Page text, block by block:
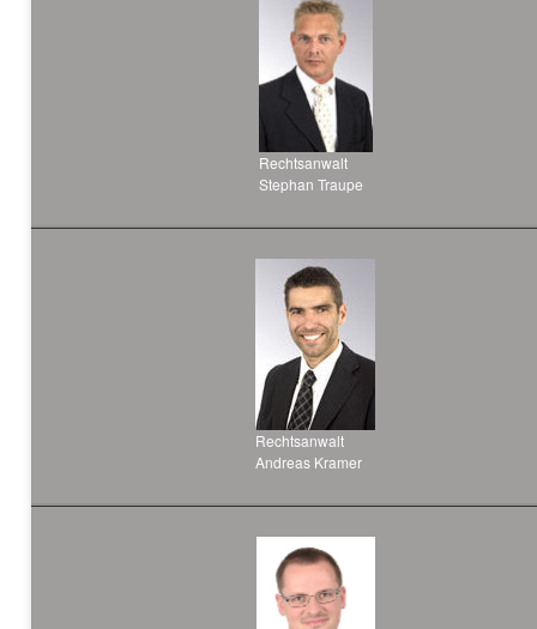
Rechtsanwalt
Stephan Traupe
Rechtsanwalt
Andreas Kramer